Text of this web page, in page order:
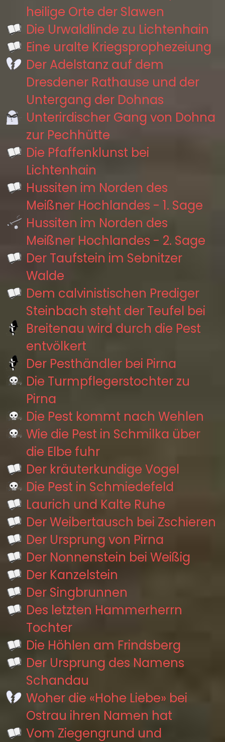
heilige Orte der Slawen
Die Urwaldlinde zu Lichtenhain
Eine uralte Kriegsprophezeiung
Der Adelstanz auf dem
Dresdener Rathause und der
Untergang der Dohnas
Unterirdischer Gang von Dohna
zur Pechhütte
Die Pfaffenklunst bei
Lichtenhain
Hussiten im Norden des
Meißner Hochlandes - 1. Sage
Hussiten im Norden des
Meißner Hochlandes - 2. Sage
Der Taufstein im Sebnitzer
Walde
Dem calvinistischen Prediger
Steinbach steht der Teufel bei
Breitenau wird durch die Pest
entvölkert
Der Pesthändler bei Pirna
Die Turmpflegerstochter zu
Pirna
Die Pest kommt nach Wehlen
Wie die Pest in Schmilka über
die Elbe fuhr
Der kräuterkundige Vogel
Die Pest in Schmiedefeld
Laurich und Kalte Ruhe
Der Weibertausch bei Zschieren
Der Ursprung von Pirna
Der Nonnenstein bei Weißig
Der Kanzelstein
Der Singbrunnen
Des letzten Hammerherrn
Tochter
Die Höhlen am Frindsberg
Der Ursprung des Namens
Schandau
Woher die «Hohe Liebe» bei
Ostrau ihren Namen hat
Vom Ziegengrund und